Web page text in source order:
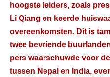
hoogste leiders, zoals
Li Qiang en keerde
overeenkomsten. Dit is
twee bevriende
pers waarschuwde voor
tussen Nepal en India,